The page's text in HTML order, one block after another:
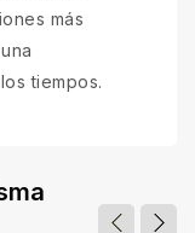
más
tiempos.